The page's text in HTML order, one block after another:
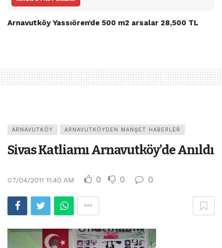
Arnavutköy Yassıören’de 500 m2 arsalar 28,500 TL
ARNAVUTKÖY ARNAVUTKÖYDEN MANŞET HABERLER
Sivas Katliamı Arnavutköy’de Anıldı
07/04/2011 11:40 AM 0 0 0